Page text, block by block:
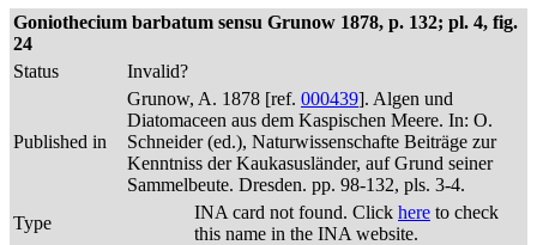
Goniothecium barbatum sensu Grunow 1878, p. 132; pl. 4, fig.
24
Status
Invalid?
Published in
Grunow, A. 1878 [ref. 000439]. Algen und
Diatomaceen aus dem Kaspischen Meere. In: O.
Schneider (ed.), Naturwissenschafte Beiträge zur
Kenntniss der Kaukasusländer, auf Grund seiner
Sammelbeute. Dresden. pp. 98-132, pls. 3-4.
Type
INA card not found. Click here to check
this name in the INA website.